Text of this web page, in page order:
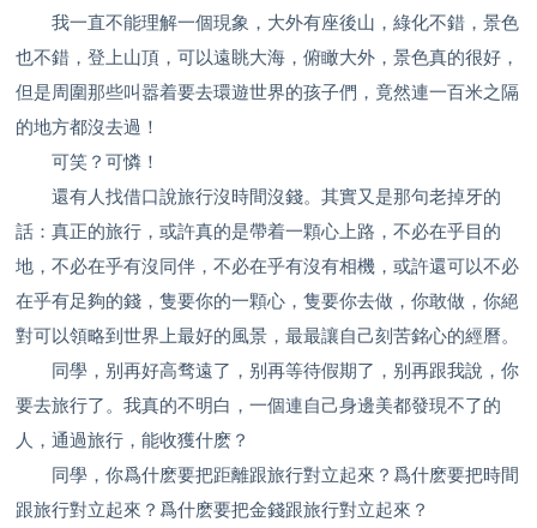
我一直不能理解一個現象，大外有座後山，綠化不錯，景色
也不錯，登上山頂，可以遠眺大海，俯瞰大外，景色真的很好，
但是周圍那些叫嚣着要去環遊世界的孩子們，竟然連一百米之隔
的地方都沒去過！
可笑？可憐！
還有人找借口說旅行沒時間沒錢。其實又是那句老掉牙的
話：真正的旅行，或許真的是帶着一顆心上路，不必在乎目的
地，不必在乎有沒同伴，不必在乎有沒有相機，或許還可以不必
在乎有足夠的錢，隻要你的一顆心，隻要你去做，你敢做，你絕
對可以領略到世界上最好的風景，最最讓自己刻苦銘心的經曆。
同學，别再好高骛遠了，别再等待假期了，别再跟我說，你
要去旅行了。我真的不明白，一個連自己身邊美都發現不了的
人，通過旅行，能收獲什麽？
同學，你爲什麽要把距離跟旅行對立起來？爲什麽要把時間
跟旅行對立起來？爲什麽要把金錢跟旅行對立起來？